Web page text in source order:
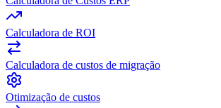
Calculadora de ROI
Calculadora de custos de migração
Otimização de custos